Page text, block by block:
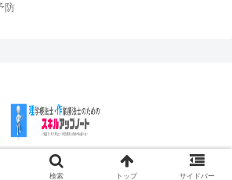
防
作業療法士のためのスキルアップノート.
検索 トップ サイドバー